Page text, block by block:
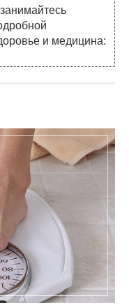
и медицина: